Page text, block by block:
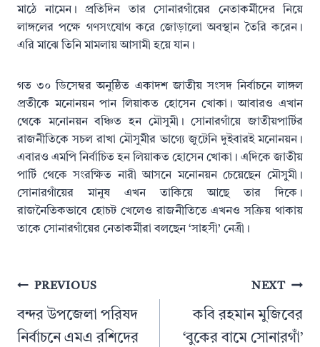
মাঠে নামেন। প্রতিদিন তার সোনারগাঁয়ের নেতাকর্মীদের নিয়ে
লাঙ্গলের পক্ষে গণসংযোগ করে জোড়ালো অবস্থান তৈরি করেন।
এরি মাঝে তিনি মামলায় আসামী হয়ে যান।
গত ৩০ ডিসেম্বর অনুষ্ঠিত একাদশ জাতীয় সংসদ নির্বাচনে লাঙ্গল
প্রতীকে মনোনয়ন পান লিয়াকত হোসেন খোকা। আবারও এখান
থেকে মনোনয়ন বঞ্চিত হন মৌসুমী। সোনারগাঁয়ে জাতীয়পার্টির
রাজনীতিকে সচল রাখা মৌসুমীর ভাগ্যে জুটেনি দুইবারই মনোনয়ন।
এবারও এমপি নির্বাচিত হন লিয়াকত হোসেন খোকা। এদিকে জাতীয়
পার্টি থেকে সংরক্ষিত নারী আসনে মনোনয়ন চেয়েছেন মৌসুুমী।
সোনারগাঁয়ের মানুষ এখন তাকিয়ে আছে তার দিকে।
রাজনৈতিকভাবে হোচট খেলেও রাজনীতিতে এখনও সক্রিয় থাকায়
তাকে সোনারগাঁয়ের নেতাকর্মীরা বলছেন ‘সাহসী’ নেত্রী।
PostPREVIOUS
বন্দর উপজেলা পরিষদ
নির্বাচনে এমএ রশিদের
NEXT
কবি রহমান মুজিবের
‘বুকের বামে সোনারগাঁ’